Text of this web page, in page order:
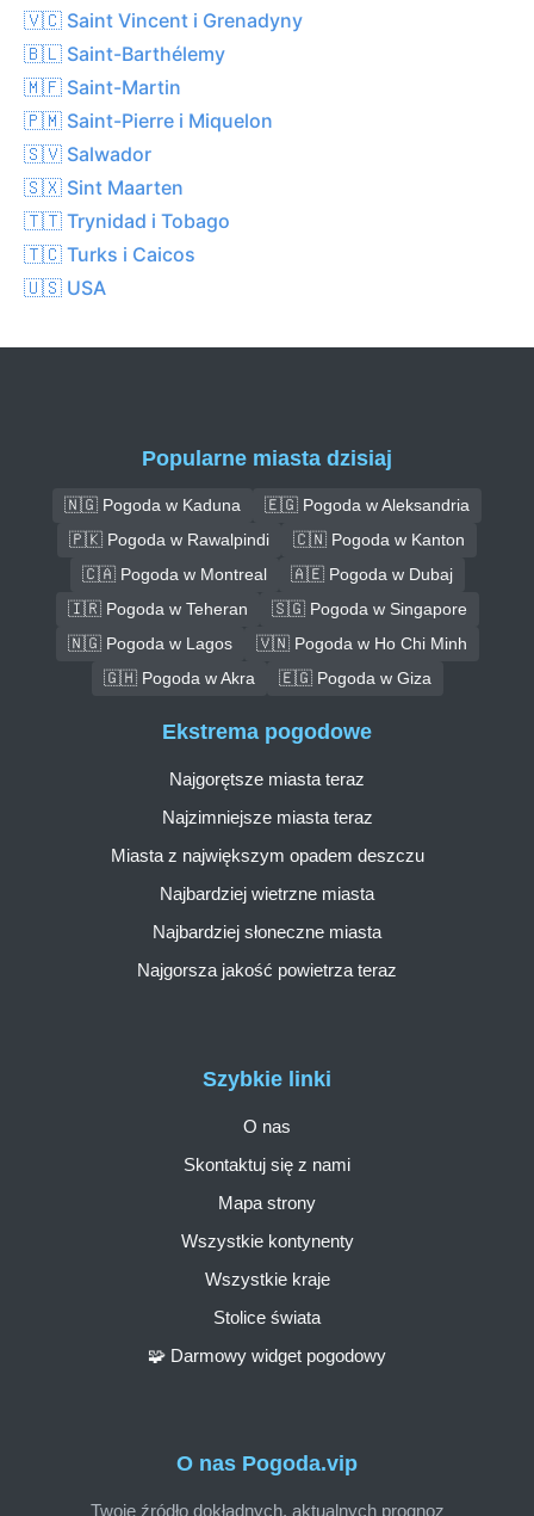
🇻🇨 Saint Vincent i Grenadyny
🇧🇱 Saint-Barthélemy
🇲🇫 Saint-Martin
🇵🇲 Saint-Pierre i Miquelon
🇸🇻 Salwador
🇸🇽 Sint Maarten
🇹🇹 Trynidad i Tobago
🇹🇨 Turks i Caicos
🇺🇸 USA
Popularne miasta dzisiaj
🇳🇬 Pogoda w Kaduna
🇪🇬 Pogoda w Aleksandria
🇵🇰 Pogoda w Rawalpindi
🇨🇳 Pogoda w Kanton
🇨🇦 Pogoda w Montreal
🇦🇪 Pogoda w Dubaj
🇮🇷 Pogoda w Teheran
🇸🇬 Pogoda w Singapore
🇳🇬 Pogoda w Lagos
🇻🇳 Pogoda w Ho Chi Minh
🇬🇭 Pogoda w Akra
🇪🇬 Pogoda w Giza
O nas Pogoda.vip
Twoje źródło dokładnych, aktualnych prognoz
Szybkie linki
O nas
Skontaktuj się z nami
Mapa strony
Wszystkie kontynenty
Wszystkie kraje
Stolice świata
🧩 Darmowy widget pogodowy
Ekstrema pogodowe
Najgorętsze miasta teraz
Najzimniejsze miasta teraz
Miasta z największym opadem deszczu
Najbardziej wietrzne miasta
Najbardziej słoneczne miasta
Najgorsza jakość powietrza teraz